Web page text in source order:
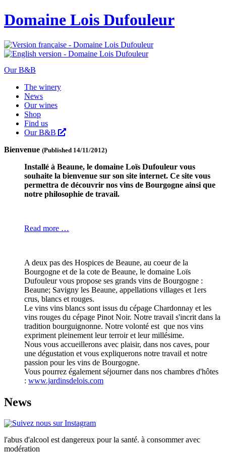
Domaine Lois Dufouleur
Our B&B
The winery
News
Our wines
Shop
Find us
Our B&B
Bienvenue (Published 14/11/2012)
Installé à Beaune, le domaine Loïs Dufouleur vous
souhaite la bienvenue sur son site internet. Ce site vous
permettra de découvrir nos vins de Bourgogne ainsi que
notre philosophie de travail.
Read more …
A deux pas des Hospices de Beaune, au coeur de la
Bourgogne et de la cote de Beaune, le domaine Loïs
Dufouleur vous propose ses grands vins de Bourgogne :
Beaune; Savigny les Beaune, appellations villages et 1ers
crus, blancs et rouges.
Le vins vins blancs sont issus du cépage Chardonnay et les
vins rouges du cépage Pinot Noir. Notre travail s'incrit dans la
tradition bourguignonne. Notre volonté est que nos vins
expriment pleinement leur terroir et leur millésime.
Nous vous accueillerons avec plaisir, dans nos caves, pour
une dégustation et vous expliquerons notre travail et notre
passion pour les vins de Bourgogne.
Vous pourrez également séjourner dans nos chambres d'hôtes
: www.jardinsdelois.com
News
l'abus d'alcool est dangereux pour la santé. à consommer avec
modération